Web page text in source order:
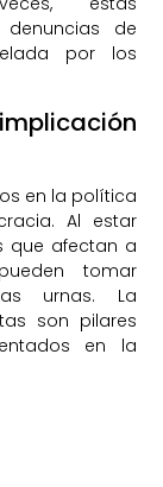
de
por los
en la política
Al estar
que afectan a
tomar
urnas. La
son pilares
en la